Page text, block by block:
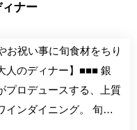
ナー
お祝い事に旬食材をちり
のディナー】■■■ 銀
プロデュースする、上質
インダイニング。 旬の